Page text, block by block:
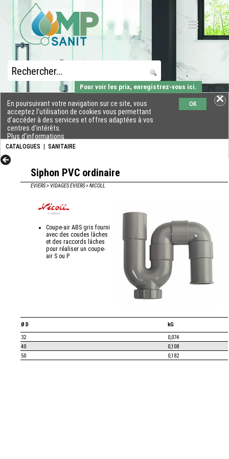
CATALOGUES SANITAIRE
En poursuivant votre navigation sur ce site, vous
acceptez l'utilisation de cookies vous permettant
d'accéder à des services et offres adaptées à vos
centres d'intérêts.
Plus d'informations
OK
Pour voir les prix, enregistrez-vous ici.